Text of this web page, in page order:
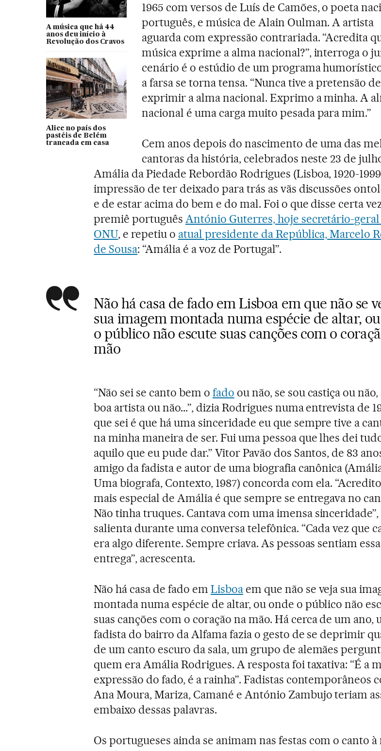
A música que há 44
anos deu início à
Revolução dos Cravos
Alice no país dos
pastéis de Belém
trancada em casa
1965 com versos de Luís de Camões, o poeta
português, e música de Alain Oulman. A artista
aguarda com expressão contrariada. “Acredita
música exprime a alma nacional?”, interroga o
cenário é o estúdio de um programa
a farsa se torna tensa. “Nunca tive a pretensão de
exprimir a alma nacional. Exprimo a minha. A
nacional é uma carga muito pesada para mim.”
Cem anos depois do nascimento de uma das
cantoras da história, celebrados neste 23 de
Amália da Piedade Rebordão Rodrigues (Lisboa, 1920-
impressão de ter deixado para trás as vãs discussões
e de estar acima do bem e do mal. Foi o que disse certa
premiê portuguêsAntónio Guterres, hoje secretário-
ONU, e repetiu o atual presidente da República, Marcelo
de Sousa: “Amália é a voz de Portugal”.
Não há casa de fado em Lisboa em que não se
sua imagem montada numa espécie de altar,
o público não escute suas canções com o
mão
“Não sei se canto bem o fado ou não, se sou castiça ou não,
boa artista ou não...”, dizia Rodrigues numa entrevista de
que sei é que há uma sinceridade eu que sempre tive a
na minha maneira de ser. Fui uma pessoa que lhes dei
aquilo que eu pude dar.” Vitor Pavão dos Santos, de 83
amigo da fadista e autor de uma biografia canônica
Uma biografa, Contexto, 1987) concorda com ela.
mais especial de Amália é que sempre se entregava no
Não tinha truques. Cantava com uma imensa sinceridade”,
salienta durante uma conversa telefônica. “Cada vez que
era algo diferente. Sempre criava. As pessoas sentiam essa
entrega”, acrescenta.
Não há casa de fado em Lisboaem que não se veja sua
montada numa espécie de altar, ou onde o público não
suas canções com o coração na mão. Há cerca de um ano,
fadista do bairro da Alfama fazia o gesto de se deprimir
de um canto escuro da sala, um grupo de alemães
quem era Amália Rodrigues. A resposta foi taxativa: “É a
expressão do fado, é a rainha”. Fadistas contemporâneos
Ana Moura, Mariza, Camané e António Zambujo teriam
embaixo dessas palavras.
Os portugueses ainda se animam nas festas com o canto à